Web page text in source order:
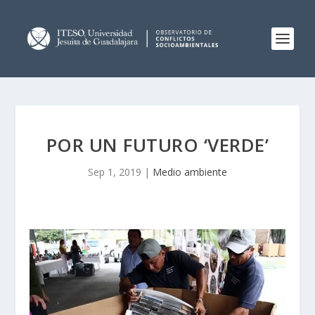
POR UN FUTURO ‘VERDE’
Sep 1, 2019 | Medio ambiente